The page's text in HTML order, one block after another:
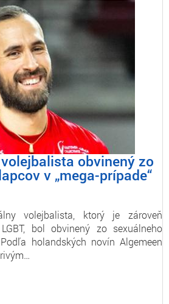
obvinený zo
v „mega-prípade“
volejbalista, ktorý je zároveň
bol obvinený zo sexuálneho
holandských novín Algemeen